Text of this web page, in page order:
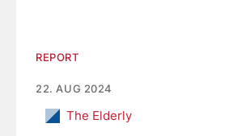
REPORT
22. AUG 2024
The Elderly